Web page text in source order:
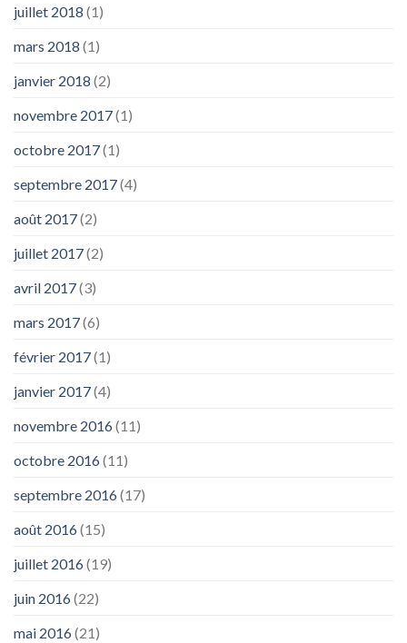
juillet 2018 (1)
mars 2018 (1)
janvier 2018 (2)
novembre 2017(1)
octobre 2017(1)
septembre 2017(4)
août 2017(2)
juillet 2017(2)
avril 2017(3)
mars 2017(6)
février 2017(1)
janvier 2017(4)
novembre 2016(11)
octobre 2016(11)
septembre 2016(17)
août 2016(15)
juillet 2016(19)
juin 2016(22)
mai 2016(21)